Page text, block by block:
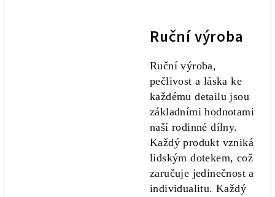
Ruční výroba
Ruční výroba,
pečlivost a láska ke
každému detailu jsou
základními hodnotami
naší rodinné dílny.
Každý produkt vzniká
lidským dotekem, což
zaručuje jedinečnost a
individualitu. Každý